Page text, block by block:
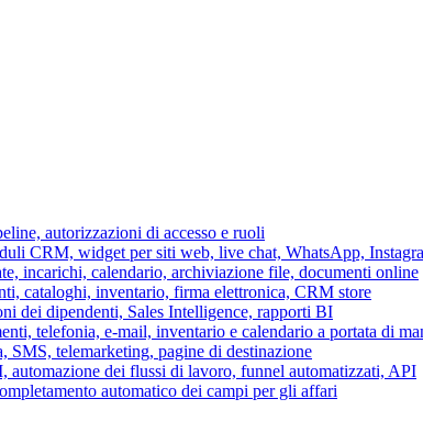
autorizzazioni di accesso e ruoli
CRM, widget per siti web, live chat, WhatsApp,
incarichi, calendario, archiviazione file, documenti online
cataloghi, inventario, firma elettronica, CRM store
dei dipendenti, Sales Intelligence, rapporti BI
telefonia, e-mail, inventario e calendario a portata di
SMS, telemarketing, pagine di destinazione
automazione dei flussi di lavoro, funnel automatizzati, API
automatico dei campi per gli affari